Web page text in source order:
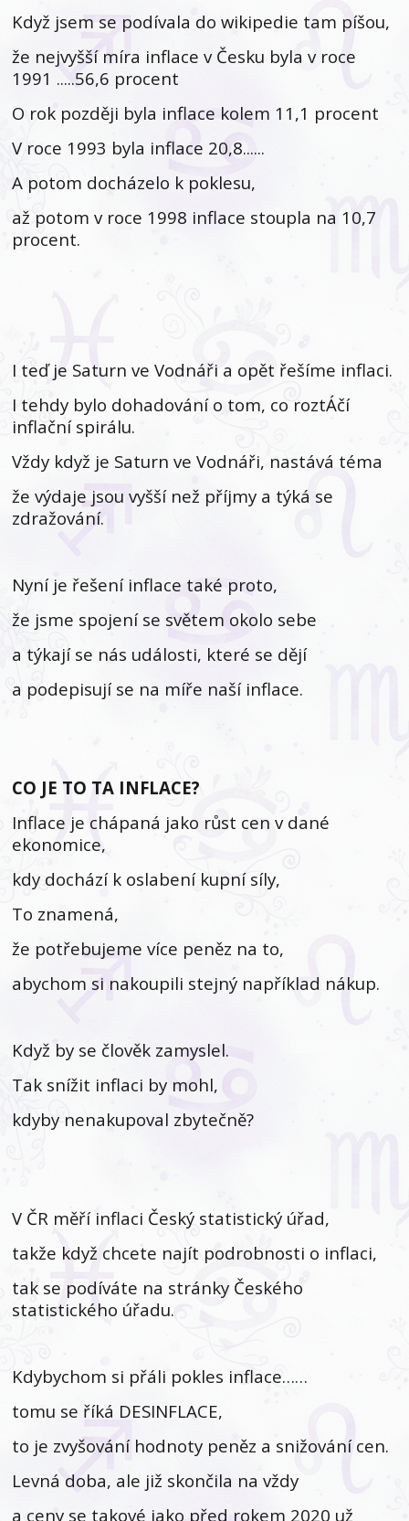
Když jsem se podívala do wikipedie tam píšou,
že nejvyšší míra inflace v Česku byla v roce
1991 .....56,6 procent
O rok později byla inflace kolem 11,1 procent
V roce 1993 byla inflace 20,8......
A potom docházelo k poklesu,
až potom v roce 1998 inflace stoupla na 10,7
procent.
I teď je Saturn ve Vodnáři a opět řešíme inflaci.
I tehdy bylo dohadování o tom, co roztÁčí
inflační spirálu.
Vždy když je Saturn ve Vodnáři, nastává téma
že výdaje jsou vyšší než příjmy a týká se
zdražování.
Nyní je řešení inflace také proto,
že jsme spojení se světem okolo sebe
a týkají se nás události, které se dějí
a podepisují se na míře naší inflace.
CO JE TO TA INFLACE?
Inflace je chápaná jako růst cen v dané
ekonomice,
kdy dochází k oslabení kupní síly,
To znamená,
že potřebujeme více peněz na to,
abychom si nakoupili stejný například nákup.
Když by se člověk zamyslel.
Tak snížit inflaci by mohl,
kdyby nenakupoval zbytečně?
V ČR měří inflaci Český statistický úřad,
takže když chcete najít podrobnosti o inflaci,
tak se podíváte na stránky Českého
statistického úřadu.
Kdybychom si přáli pokles inflace……
tomu se říká DESINFLACE,
to je zvyšování hodnoty peněz a snižování cen.
Levná doba, ale již skončila na vždy
a ceny se takové jako před rokem 2020 už